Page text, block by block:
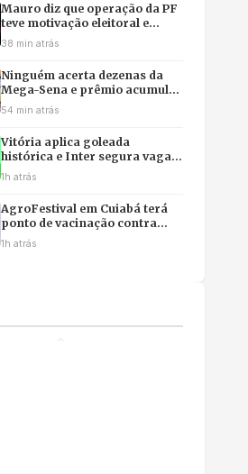
Mauro diz que operação da PF
teve motivação eleitoral e
acusa adversários de
38 min atrás
Ninguém acerta dezenas da
Mega-Sena e prêmio acumula
em R$ 165 milhões, veja os
54 min atrás
Vitória aplica goleada
histórica e Inter segura vaga:
veja os 8 classificados das
1h atrás
AgroFestival em Cuiabá terá
ponto de vacinação contra
gripe, Covid-19 e outras
1h atrás